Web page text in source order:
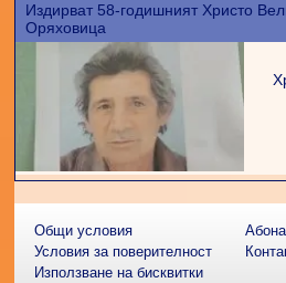
Издирват 58-годишният Христо
Оряховица
Общи условия
Условия за поверителност
Използване на бисквитки